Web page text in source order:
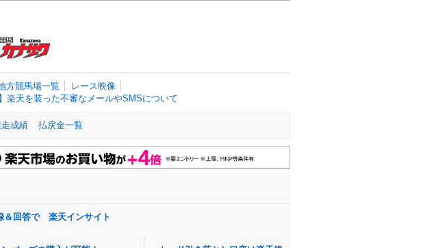
方競馬場一覧
レース映像
】楽天を装った不審なメールやSMSについて
成績 払戻金一覧
＆回答で 楽天インサイト